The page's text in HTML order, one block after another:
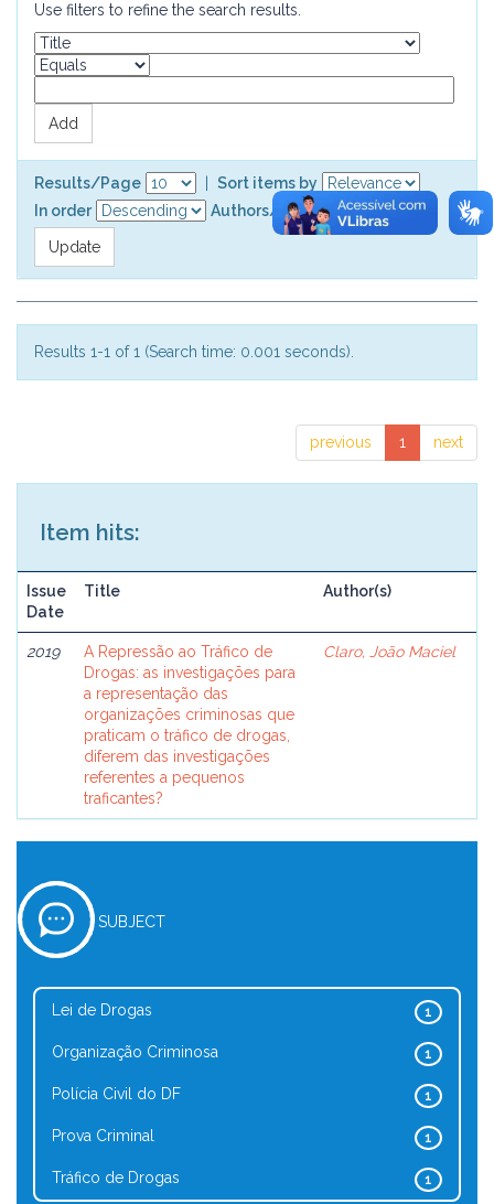
Use filters to refine the search results.
Results/Page
Sort items by
In order
Authors/record
Results 1-1 of 1 (Search time: 0.001 seconds).
previous 1 next
Item hits:
Issue
Date
Title Author(s)
2019
A Repressão ao Tráfico de
Drogas: as investigações para
a representação das
organizações criminosas que
praticam o tráfico de drogas,
diferem das investigações
referentes a pequenos
traficantes?
Claro, João Maciel
SUBJECT
1
Lei de Drogas
1
Organização Criminosa
1
Polícia Civil do DF
1
Prova Criminal
1
Tráfico de Drogas